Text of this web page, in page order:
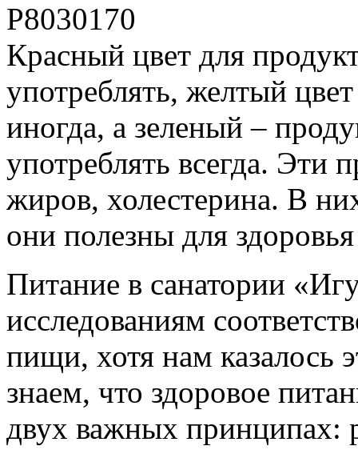
P8030170
Красный цвет для
употреблять, желтый
иногда, а зеленый –
употреблять всегда. Эти
жиров, холестерина. В
они полезны для
Питание в санатории
исследованиям
пищи, хотя нам казалось
знаем, что здоровое
двух важных принципах: